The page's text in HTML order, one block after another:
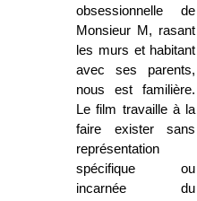
obsessionnelle de
Monsieur M, rasant
les murs et habitant
avec ses parents,
nous est familière.
Le film travaille à la
faire exister sans
représentation
spécifique ou
incarnée du